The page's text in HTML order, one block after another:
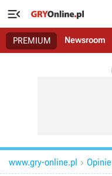

PREMIUM Newsroom
www.gry-online.pl  Opinie